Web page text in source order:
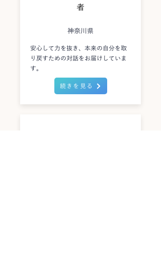
者
神奈川県
安心して力を抜き、本来の自分を取
り戻すための対話をお届けしていま
す。
続きを見る